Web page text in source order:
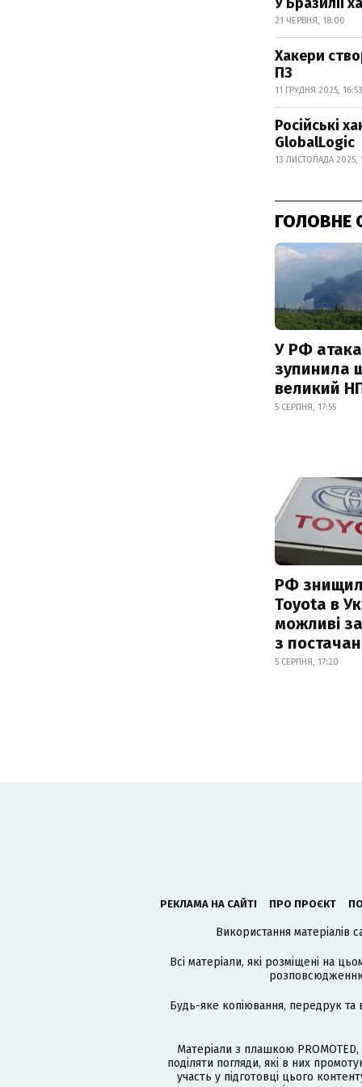
21 ЧЕРВНЯ, 18:00
Хакери
ПЗ
11 ГРУДНЯ 2025, 16:53
Російські
GlobalLogic
13 ЛИСТОПАДА 2025,
ГОЛОВНЕ
У РФ
зупинила
великий
5 СЕРПНЯ, 17:55
РФ
Toyota в
можливі
з
5 СЕРПНЯ, 17:20
РЕКЛАМА НА САЙТІ ПРО ПРОЄКТ
Використання матеріалів
Всі матеріали, які розміщені на
розповсюдженню
Будь-яке копіювання, передрук та
Матеріали з плашкою
поділяти погляди, які в них
участь у підготовці цього